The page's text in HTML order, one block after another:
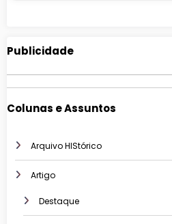
Publicidade
Colunas e Assuntos
Arquivo HIStórico
Artigo
Destaque